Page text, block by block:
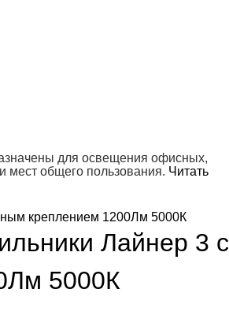
для освещения офисных,
мест общего пользования. Читать
Лайнер 3 с
5000К